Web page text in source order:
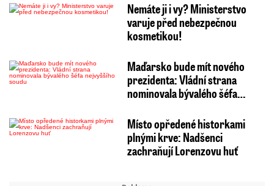
Nemáte ji i vy? Ministerstvo
varuje před nebezpečnou
kosmetikou!
Maďarsko bude mít nového
prezidenta: Vládní strana
nominovala bývalého šéfa…
Místo opředené historkami
plnými krve: Nadšenci
zachraňují Lorenzovu huť